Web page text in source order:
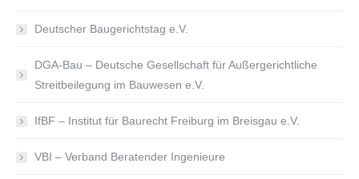
Deutscher Baugerichtstag e.V.
DGA-Bau – Deutsche Gesellschaft für Außergerichtliche
Streitbeilegung im Bauwesen e.V.
IfBF – Institut für Baurecht Freiburg im Breisgau e.V.
VBI – Verband Beratender Ingenieure